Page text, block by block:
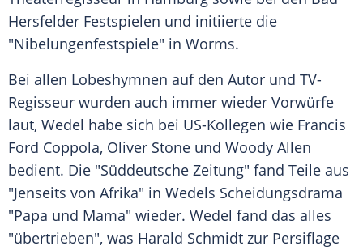
Hersfelder Festspielen und initiierte die
"Nibelungenfestspiele" in Worms.
Bei allen Lobeshymnen auf den Autor und TV-
Regisseur wurden auch immer wieder Vorwürfe
laut, Wedel habe sich bei US-Kollegen wie Francis
Ford Coppola, Oliver Stone und Woody Allen
bedient. Die "Süddeutsche Zeitung" fand Teile aus
"Jenseits von Afrika" in Wedels Scheidungsdrama
"Papa und Mama" wieder. Wedel fand das alles
"übertrieben", was Harald Schmidt zur Persiflage